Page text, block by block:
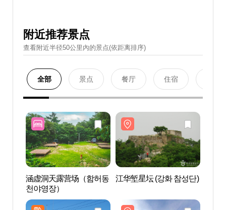
附近推荐景点
查看附近半径50公里內的景点(依距离排序)
全部 景点 餐厅 住宿
涵虚洞天露营场（함허동
천야영장）
江华堑星坛 (강화 참성단)